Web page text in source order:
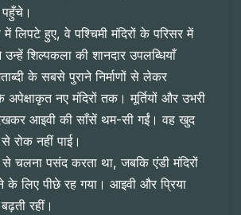
पहुँचे।
लिपटे हुए, वे पश्चिमी मंदिरों के परिसर में
शिल्पकला की शानदार उपलब्धियाँ
के सबसे पुराने निर्माणों से लेकर
अपेक्षाकृत नए मंदिरों तक। मूर्तियों और उभरी
आइवी की साँसें थम-सी गईं। वह खुद
रोक नहीं पाई।
चलना पसंद करता था, जबकि एंडी मंदिरों
के लिए पीछे रह गया। आइवी और प्रिया
रहीं।